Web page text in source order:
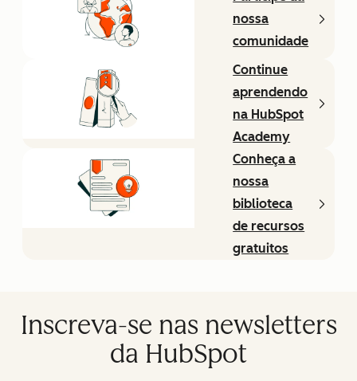
nossa
comunidade
Continue
aprendendo
na HubSpot
Academy
Conheça a
nossa
biblioteca
de recursos
gratuitos
Inscreva-se nas newsletters
da HubSpot